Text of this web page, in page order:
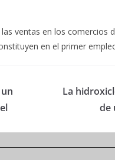
ventas en los comercios
en el primer
La
de